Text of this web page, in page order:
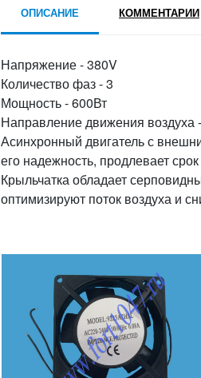
ОПИСАНИЕ КОММЕНТАРИИ
Напряжение - 380V
Количество фаз - 3
Мощность - 600Вт
Направление движения воздуха
Асинхронный двигатель с
его надежность, продлевает
Крыльчатка обладает
оптимизируют поток воздуха и